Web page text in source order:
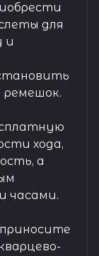
для
и
ремешок.
хода,
а
часами.